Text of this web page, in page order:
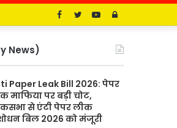
Log
YouTube
Twitter
Facebook
News)
Paper Leak Bill 2026: पेपर
माफिया पर बड़ी चोट,
से एंटी पेपर लीक
बिल 2026 को मंजूरी